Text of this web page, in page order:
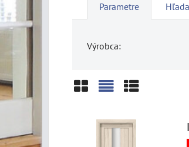
Parametre
Výrobca: